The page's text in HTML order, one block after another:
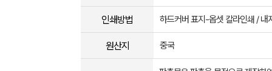
인쇄방법 하드커버 표지-옵셋 칼라인쇄 / 내
원산지 중국